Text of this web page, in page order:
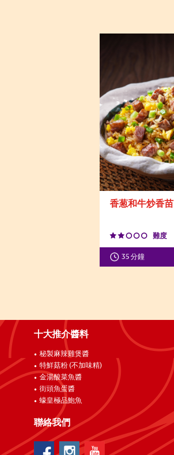
香葱和牛炒香苗
難度
35 分鐘
十大推介醬料
秘製麻辣雞煲醬
特鮮菇粉 (不加味精)
金湯酸菜魚醬
街頭魚蛋醬
蠔皇極品鮑魚
聯絡我們